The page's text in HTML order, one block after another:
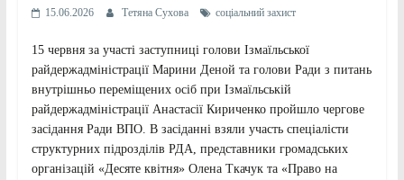
15.06.2026 Тетяна Сухова соціальний захист
15 червня за участі заступниці голови Ізмаїльської
райдержадміністрації Марини Деной та голови Ради з питань
внутрішньо переміщених осіб при Ізмаїльській
райдержадміністрації Анастасії Кириченко пройшло чергове
засідання Ради ВПО. В засіданні взяли участь спеціалісти
структурних підрозділів РДА, представники громадських
організацій «Десяте квітня» Олена Ткачук та «Право на